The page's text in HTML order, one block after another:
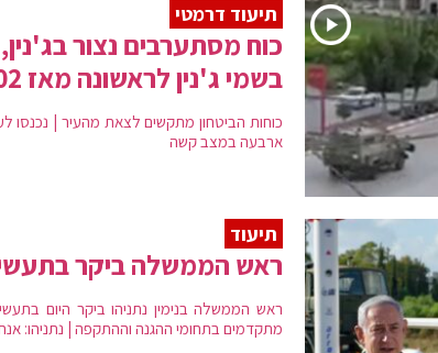
תיעוד דרמטי
כוח מסתערבים נצור
בשמי ג'נין לראשונה מאז 2002
ארבעה במצב קשה
תיעוד
ראש הממשלה ביקר
ראש הממשלה בנימין נתניהו ביקר היום
מתקדמים בתחומי ההגנה וההתקפה | נתניהו: